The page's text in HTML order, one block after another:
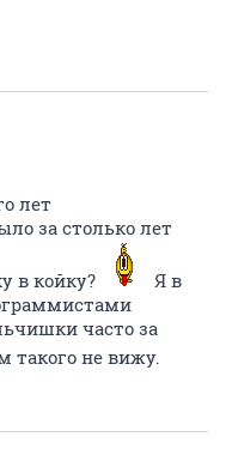
лет
за столько лет
в койку?
Я в
часто за
такого не вижу.